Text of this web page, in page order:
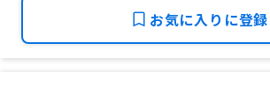
お気に入りに登録